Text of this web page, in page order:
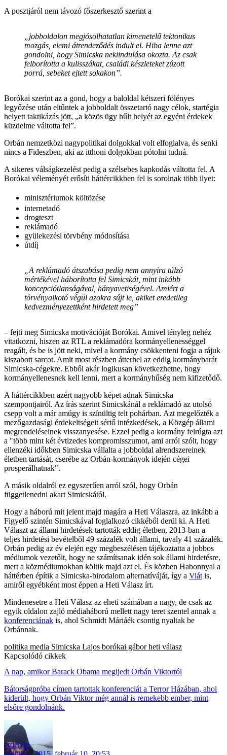
A posztjáról nem távozó főszerkesztő szerint a
„jobboldalon megjósolhatatlan kimenetelű tektonikus
mozgás, elemi átrendeződés indult el. Hiba lenne azt
gondolni, hogy Simicska nekiindulása okozta. Az csak
felborította a kulisszákat, családi készleteket zúzott
porrá, sebeket ejtett sokakon”.
Borókai szerint az a gond, hogy a baloldal kétszeri fölényes
legyőzése után eltűntek a jobboldalt összetartó nagy célok, startégia
helyett taktikázás jött, „a közös ügy hűlt helyét az egyéni érdekek
küzdelme váltotta fel”.
Orbán nemzetközi nagypolitikai dolgokkal volt elfoglalva, és senki
nincs a Fideszben, aki az itthoni dolgokban pótolni tudná.
A sikeres válságkezelést pedig a szélsebes kapkodás váltotta fel. A
Borókai véleményét erősíti háttércikkben fel is sorolnak több ilyet:
minisztériumok költözése
internetadó
drogteszt
reklámadó
gyülekezési törvbény módosítása
útdíj
„A reklámadó átszabása pedig nem annyira túlzó
mértékével háborította fel Simicskát, mint inkább
koncepciótlanságával, hányavetiségével. Amiért a
törvényalkotó végül azokra sújt le, akiket eredetileg
kedvezményezettként hirdetett meg”
– fejti meg Simicska motivációját Borókai. Amivel tényleg nehéz
vitatkozni, hiszen az RTL a reklámadóra kormányellenességgel
reagált, és be is jött neki, mivel a kormány csökkenteni fogja a rájuk
kiszabott sarcot. Amit most részben átterhel az eddig kormánybarát
Simicska-cégekre. Ebből akár logikusan következhetne, hogy
kormányellenesnek kell lenni, mert a kormányhűség nem kifizetődő.
A háttércikkben azért nagyobb képet adnak Simicska
szempontjairól. Az írás szerint Simicskánál a reklámadó az utolsó
csepp volt a már amúgy is színültig telt pohárban. Azt megelőzték a
mezőgazdasági érdekeltségeit sértő intézkedések, a Közgép állami
megrendeléseinek visszanyesése. Ezzel pedig a kormány felrúgta azt
a "több mint két évtizedes kompromisszumot, ami arról szólt, hogy
ellenzéki időkben Simicska vállalta a jobboldal alrendszereinek
életben tartását, cserébe az Orbán-kormányok idején cégei
prosperálhatnak".
A másik oldalról ez egyszerűen arról szól, hogy Orbán
függetlenedni akart Simicskától.
Hogy a háború mit jelent majd magára a Heti Válaszra, az inkább a
Figyelő szintén Simicskával foglalkozó cikkéből derül ki. A Heti
Választ az állami hirdetések tartották eddig életben, 2013-ban a
teljes hirdetési bevételből 49 százalék volt állami, tavaly 41 százalék.
Orbán pedig az év elején egy megbeszélésen tájékoztatta a jobbos
médiumok vezetőit, hogy ne számítsanak idén sok állami hirdetésre,
mert a közmédiumokban költik majd azt el. És közben Habonnyal a
háttérben építik a Simicska-birodalom alternatíváját, így a Viát is,
amiről egyébként most éppen a Heti Válasz írt.
Mindenesetre a Heti Válasz az eheti számában a nagy, de csak az
egyik oldalon zajló médiaháború mellett nagy teret szentel annak a
konferenciának is, ahol Schmidt Máriáék csontig nyaltak be
Orbánnak.
politika media Simicska Lajos borókai gábor heti válasz
Kapcsolódó cikkek
A nap, amikor Barack Obama megijedt Orbán Viktortól
Bátorságpróba címen tartottak konferenciát a Terror Házában, ahol
kiderült, hogy Orbán Viktor még annál is remekebb ember, mint
elsőre gondolnánk.
erdelyip